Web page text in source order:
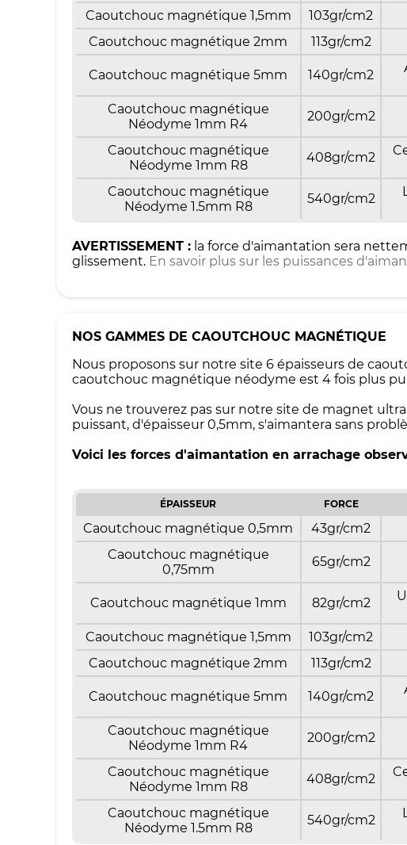
Caoutchouc magnétique 1,5mm
103gr/cm2
Caoutchouc magnétique 2mm
113gr/cm2
Caoutchouc magnétique 5mm 140gr/cm2
Caoutchouc magnétique
Néodyme 1mm R4
200gr/cm2
Caoutchouc magnétique
Néodyme 1mm R8
408gr/cm2
Caoutchouc magnétique
Néodyme 1.5mm R8
540gr/cm2
AVERTISSEMENT : la force d'aimantation sera
glissement. En savoir plus sur les puissances
NOS GAMMES DE CAOUTCHOUC MAGNÉTIQUE
Nous proposons sur notre site 6 épaisseurs de
caoutchouc magnétique néodyme est 4 fois plus
Vous ne trouverez pas sur notre site de magnet
puissant, d'épaisseur 0,5mm, s'aimantera sans
Voici les forces d'aimantation en arrachage
ÉPAISSEUR FORCE
Caoutchouc magnétique 0,5mm 43gr/cm2
Caoutchouc magnétique
0,75mm
65gr/cm2
Caoutchouc magnétique 1mm 82gr/cm2
Caoutchouc magnétique 1,5mm
103gr/cm2
Caoutchouc magnétique 2mm
113gr/cm2
Caoutchouc magnétique 5mm 140gr/cm2
Caoutchouc magnétique
Néodyme 1mm R4
200gr/cm2
Caoutchouc magnétique
Néodyme 1mm R8
408gr/cm2
Caoutchouc magnétique
Néodyme 1.5mm R8
540gr/cm2